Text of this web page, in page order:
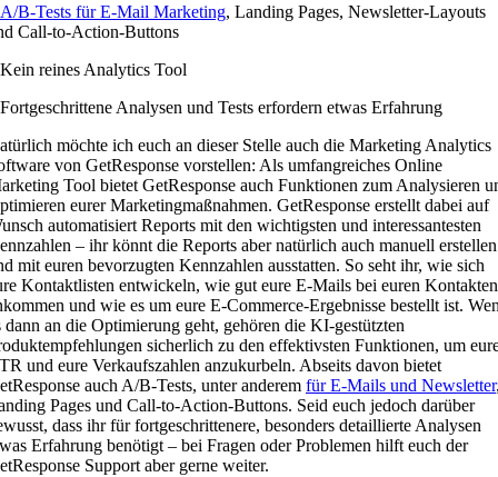
A/B-Tests für E-Mail Marketing, Landing Pages, Newsletter-Layouts
Call-to-Action-Buttons
reines Analytics Tool
Analysen und Tests erfordern etwas Erfahrung
möchte ich euch an dieser Stelle auch die Marketing Analytics
von GetResponse vorstellen: Als umfangreiches Online
Tool bietet GetResponse auch Funktionen zum Analysieren
eurer Marketingmaßnahmen. GetResponse erstellt dabei auf
automatisiert Reports mit den wichtigsten und interessantesten
– ihr könnt die Reports aber natürlich auch manuell erstellen
mit euren bevorzugten Kennzahlen ausstatten. So seht ihr, wie sich
Kontaktlisten entwickeln, wie gut eure E-Mails bei euren Kontakten
und wie es um eure E-Commerce-Ergebnisse bestellt ist.
dann an die Optimierung geht, gehören die KI-gestützten
sicherlich zu den effektivsten Funktionen, um
und eure Verkaufszahlen anzukurbeln. Abseits davon bietet
auch A/B-Tests, unter anderem für E-Mails und Newsletter
Pages und Call-to-Action-Buttons. Seid euch jedoch darüber
dass ihr für fortgeschrittenere, besonders detaillierte Analysen
Erfahrung benötigt – bei Fragen oder Problemen hilft euch der
Support aber gerne weiter.